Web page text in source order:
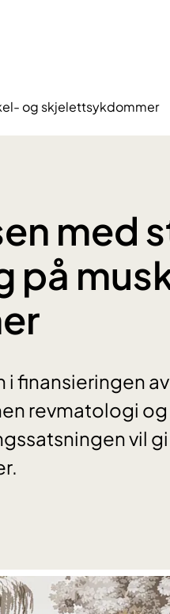
og skjelettsykdommer
med
på
i finansieringen
revmatologi
vil